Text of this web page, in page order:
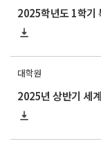
2025학년도 1학기
대학원